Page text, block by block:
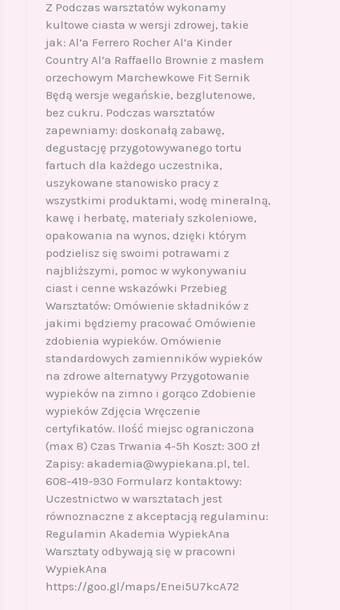
Z Podczas warsztatów wykonamy
kultowe ciasta w wersji zdrowej, takie
jak: Al’a Ferrero Rocher Al’a Kinder
Country Al’a Raffaello Brownie z masłem
orzechowym Marchewkowe Fit Sernik
Będą wersje wegańskie, bezglutenowe,
bez cukru. Podczas warsztatów
zapewniamy: doskonałą zabawę,
degustację przygotowywanego tortu
fartuch dla każdego uczestnika,
uszykowane stanowisko pracy z
wszystkimi produktami, wodę mineralną,
kawę i herbatę, materiały szkoleniowe,
opakowania na wynos, dzięki którym
podzielisz się swoimi potrawami z
najbliższymi, pomoc w wykonywaniu
ciast i cenne wskazówki Przebieg
Warsztatów: Omówienie składników z
jakimi będziemy pracować Omówienie
zdobienia wypieków. Omówienie
standardowych zamienników wypieków
na zdrowe alternatywy Przygotowanie
wypieków na zimno i gorąco Zdobienie
wypieków Zdjęcia Wręczenie
certyfikatów. Ilość miejsc ograniczona
(max 8) Czas Trwania 4-5h Koszt: 300 zł
Zapisy: akademia@wypiekana.pl, tel.
608-419-930 Formularz kontaktowy:
Uczestnictwo w warsztatach jest
równoznaczne z akceptacją regulaminu:
Regulamin Akademia WypiekAna
Warsztaty odbywają się w pracowni
WypiekAna
https://goo.gl/maps/Enei5U7kcA72